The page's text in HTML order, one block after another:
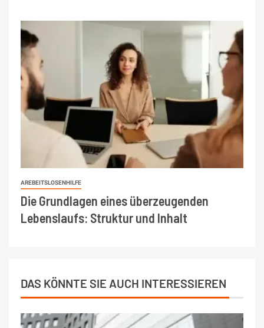
AREBEITSLOSENHILFE
Die Grundlagen eines überzeugenden
Lebenslaufs: Struktur und Inhalt
DAS KÖNNTE SIE AUCH INTERESSIEREN